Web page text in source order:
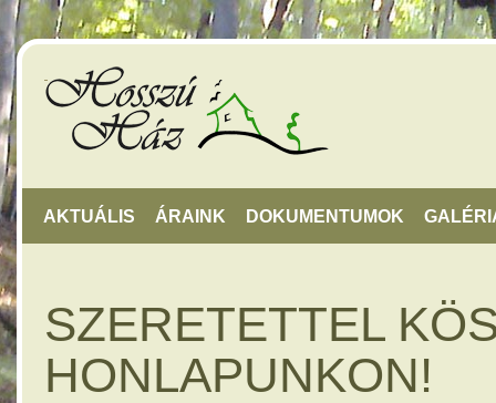
AKTUÁLIS ÁRAINK DOKUMENTUMOK
SZERETETTEL
HONLAPUNKON!